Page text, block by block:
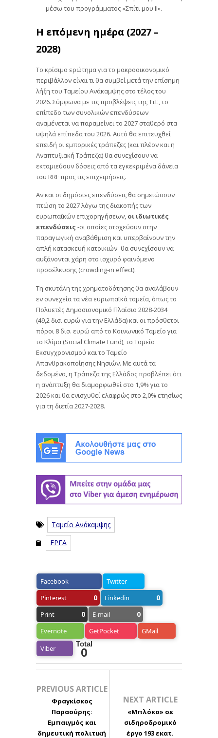
μέσω του προγράμματος «Σπίτι μου ΙΙ».
Η επόμενη ημέρα (2027 –
2028)
Το κρίσιμο ερώτημα για το μακροοικονομικό
περιβάλλον είναι τι θα συμβεί μετά την επίσημη
λήξη του Ταμείου Ανάκαμψης στο τέλος του
2026. Σύμφωνα με τις προβλέψεις της ΤτΕ, το
επίπεδο των συνολικών επενδύσεων
αναμένεται να παραμείνει το 2027 σταθερό στα
υψηλά επίπεδα του 2026. Αυτό θα επιτευχθεί
επειδή οι εμπορικές τράπεζες (και πλέον και η
Αναπτυξιακή Τράπεζα) θα συνεχίσουν να
εκταμιεύουν δόσεις από τα εγκεκριμένα δάνεια
του RRF προς τις επιχειρήσεις.
Αν και οι δημόσιες επενδύσεις θα σημειώσουν
πτώση το 2027 λόγω της διακοπής των
ευρωπαϊκών επιχορηγήσεων, οι ιδιωτικές
επενδύσεις -οι οποίες στοχεύουν στην
παραγωγική αναβάθμιση και υπερβαίνουν την
απλή κατασκευή κατοικιών- θα συνεχίσουν να
αυξάνονται χάρη στο ισχυρό φαινόμενο
προσέλκυσης (crowding-in effect).
Τη σκυτάλη της χρηματοδότησης θα αναλάβουν
εν συνεχεία τα νέα ευρωπαϊκά ταμεία, όπως το
Πολυετές Δημοσιονομικό Πλαίσιο 2028-2034
(49,2 δισ. ευρώ για την Ελλάδα) και οι πρόσθετοι
πόροι 8 δισ. ευρώ από το Κοινωνικό Ταμείο για
το Κλίμα (Social Climate Fund), το Ταμείο
Εκσυγχρονισμού και το Ταμείο
Απανθρακοποίησης Νησιών. Με αυτά τα
δεδομένα, η Τράπεζα της Ελλάδος προβλέπει ότι
η ανάπτυξη θα διαμορφωθεί στο 1,9% για το
2026 και θα ενισχυθεί ελαφρώς στο 2,0% ετησίως
για τη διετία 2027-2028.
Ταμείο Ανάκαμψης
ΕΡΓΑ
Facebook
Twitter
Pinterest
0 Linkedin 0
Print 0 E-mail 0
Evernote GetPocket GMail
Viber
Total
0
PREVIOUS ARTICLE
Φραγκίσκος
Παρασύρης:
Εμπαιγμός και
δημευτική πολιτική
NEXT ARTICLE
«Μπλόκο» σε
σιδηροδρομικό
έργο 193 εκατ.